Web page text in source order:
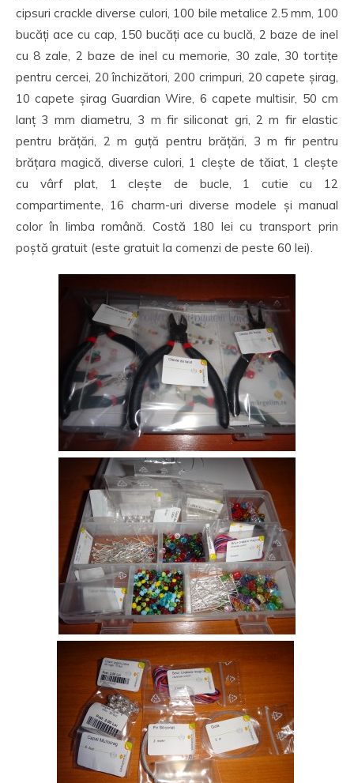
cipsuri crackle diverse culori, 100 bile metalice 2.5 mm, 100
bucăți ace cu cap, 150 bucăți ace cu buclă, 2 baze de inel
cu 8 zale, 2 baze de inel cu memorie, 30 zale, 30 tortițe
pentru cercei, 20 închizători, 200 crimpuri, 20 capete șirag,
10 capete șirag Guardian Wire, 6 capete multisir, 50 cm
lanț 3 mm diametru, 3 m fir siliconat gri, 2 m fir elastic
pentru brățări, 2 m guță pentru brățări, 3 m fir pentru
brățara magică, diverse culori, 1 clește de tăiat, 1 clește
cu vârf plat, 1 clește de bucle, 1 cutie cu 12
compartimente, 16 charm-uri diverse modele și manual
color în limba română. Costă 180 lei cu transport prin
poștă gratuit (este gratuit la comenzi de peste 60 lei).